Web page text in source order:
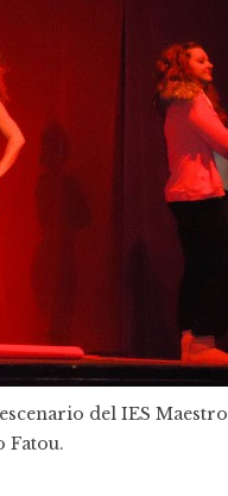
del IES Maestro
Fatou.